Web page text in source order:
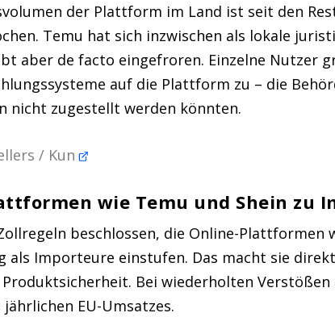
der Plattform im Land ist seit den
Temu hat sich inzwischen als lokale
aber de facto eingefroren. Einzelne Nutzer
auf die Plattform zu – die
nicht zugestellt werden könnten.
/ Kun
wie Temu und Shein zu
beschlossen, die Online-Plattformen
als Importeure einstufen. Das macht sie
Bei wiederholten
EU-Umsatzes.